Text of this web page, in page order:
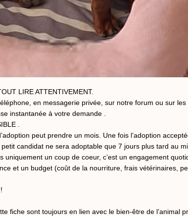
LIRE ATTENTIVEMENT.
en messagerie privée, sur notre forum ou sur les
instantanée à votre demande .
.
peut prendre un mois. Une fois l’adoption
candidat ne sera adoptable que 7 jours plus tard au
uniquement un coup de coeur, c’est un engagement
et un budget (coût de la nourriture, frais vétérinaires,
fiche sont toujours en lien avec le bien-être de l’animal